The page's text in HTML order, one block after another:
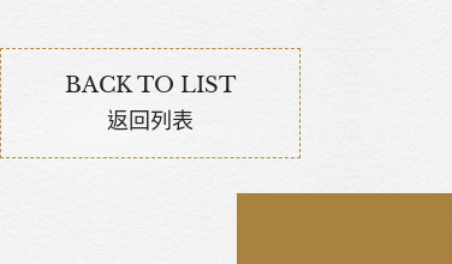
BACK TO LIST
返回列表